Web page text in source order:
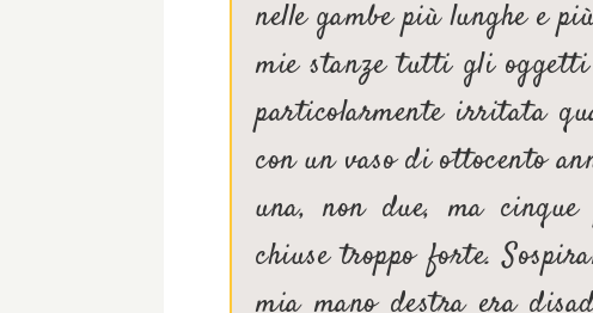
nelle gambe più lunghe e
mie stanze tutti gli
particolarmente irritata
con un vaso di ottocento
una, non due, ma
chiuse troppo forte.
mia mano destra era